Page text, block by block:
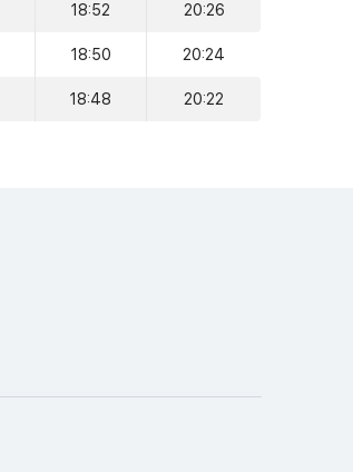
18:52 20:26
18:50 20:24
18:48 20:22